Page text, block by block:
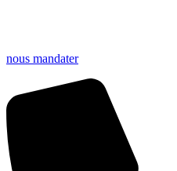
nous mandater